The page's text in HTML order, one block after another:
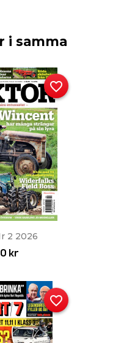
i samma
2 2026
kr
favorite_border
favorite_border